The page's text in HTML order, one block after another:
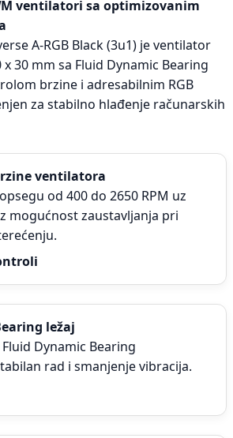
ventilatori sa optimizovanim
A-RGB Black (3u1) je ventilator
30 mm sa Fluid Dynamic Bearing
brzine i adresabilnim RGB
za stabilno hlađenje računarskih
ventilatora
od 400 do 2650 RPM uz
mogućnost zaustavljanja pri
ležaj
Dynamic Bearing
rad i smanjenje vibracija.